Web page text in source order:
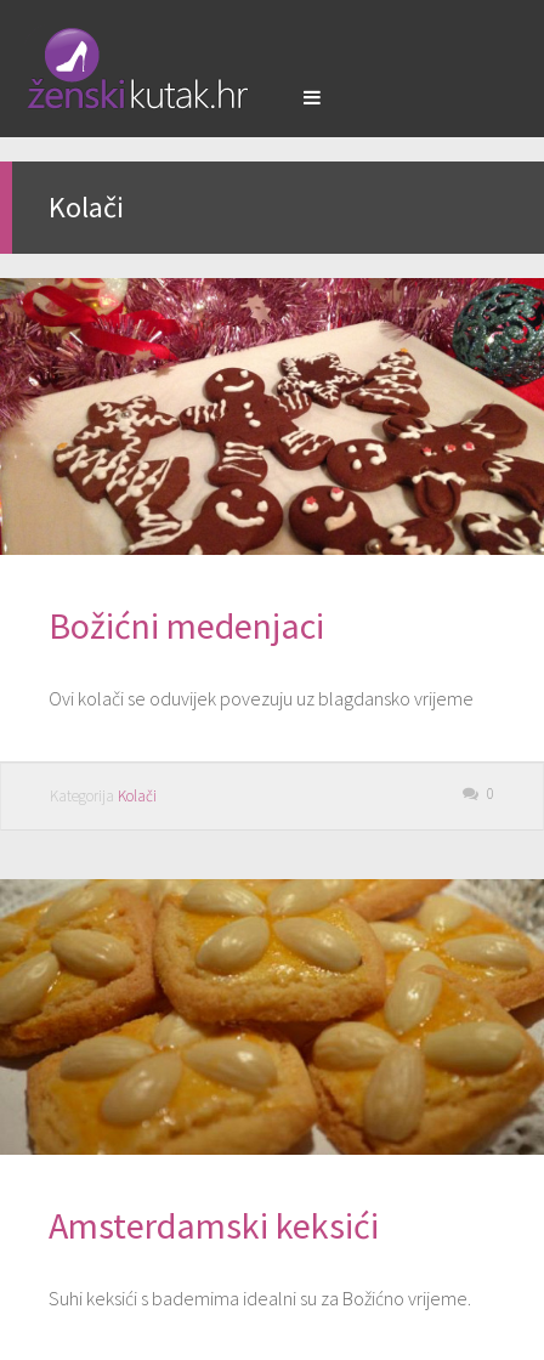
Kolači
Božićni medenjaci
Ovi kolači se oduvijek povezuju uz blagdansko vrijeme
Kategorija Kolači 0
Amsterdamski keksići
Suhi keksići s bademima idealni su za Božićno vrijeme.